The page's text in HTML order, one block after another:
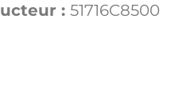
: 51716C8500